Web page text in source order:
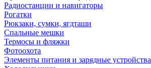
Радиостанции и навигаторы
Рогатки
Рюкзаки, сумки, ягдташи
Спальные мешки
Термосы и фляжки
Фотоохота
Элементы питания и зарядные устройства